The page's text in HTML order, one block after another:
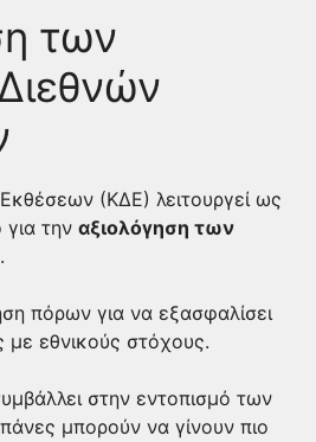
των
(ΚΔΕ) λειτουργεί ως
για την αξιολόγηση των
.
πόρων για να εξασφαλίσει
εθνικούς στόχους.
στην εντοπισμό των
μπορούν να γίνουν πιο